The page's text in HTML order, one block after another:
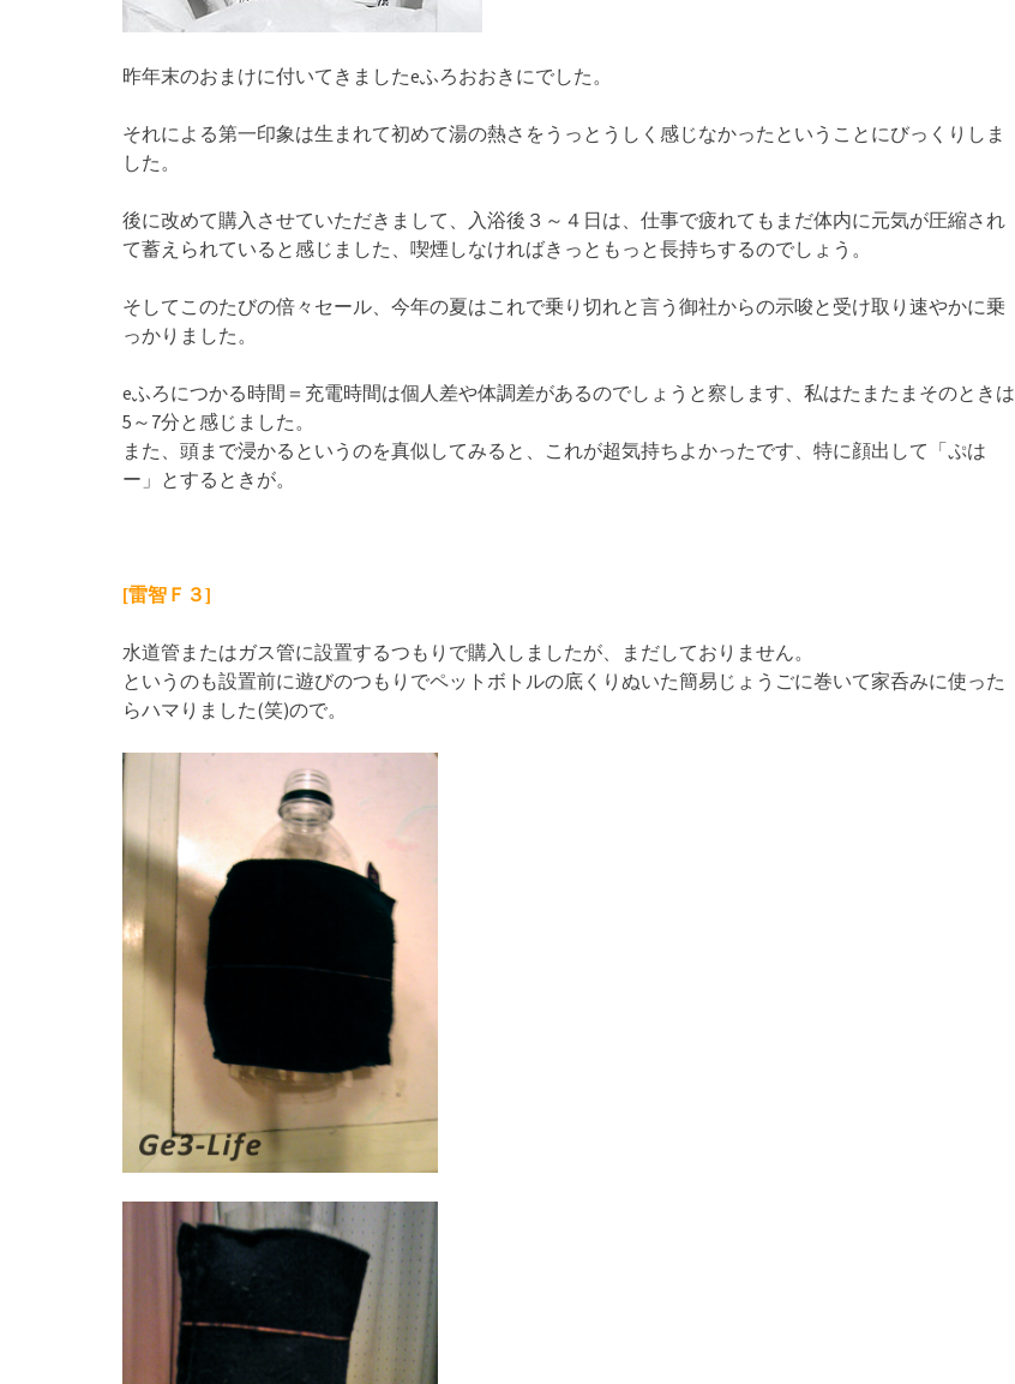
昨年末のおまけに付いてきましたeふろおおきにでした。
それによる第一印象は生まれて初めて湯の熱さをうっとうしく感じなかったということにびっくりしま
した。
後に改めて購入させていただきまして、入浴後３～４日は、仕事で疲れてもまだ体内に元気が圧縮され
て蓄えられていると感じました、喫煙しなければきっともっと長持ちするのでしょう。
そしてこのたびの倍々セール、今年の夏はこれで乗り切れと言う御社からの示唆と受け取り速やかに乗
っかりました。
eふろにつかる時間＝充電時間は個人差や体調差があるのでしょうと察します、私はたまたまそのときは
5～7分と感じました。
また、頭まで浸かるというのを真似してみると、これが超気持ちよかったです、特に顔出して「ぷは
ー」とするときが。
[雷智Ｆ３]
水道管またはガス管に設置するつもりで購入しましたが、まだしておりません。
というのも設置前に遊びのつもりでペットボトルの底くりぬいた簡易じょうごに巻いて家呑みに使った
らハマりました(笑)ので。